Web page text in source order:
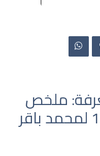
ملخص
كتاب بحار الأنوار ج 10 لمحمد باقر